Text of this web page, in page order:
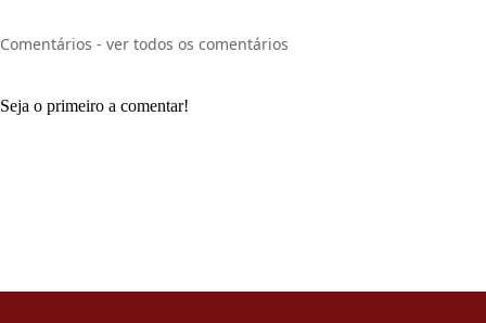
Comentários - ver todos os comentários
Seja o primeiro a comentar!